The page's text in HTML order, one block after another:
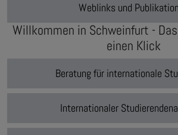
Weblinks und
Willkommen in Schweinfurt -
einen Klick
Beratung für internationale
Internationaler